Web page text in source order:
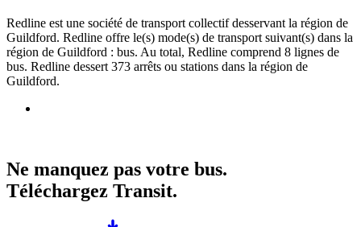
Redline est une société de transport collectif desservant la région de
Guildford. Redline offre le(s) mode(s) de transport suivant(s) dans la
région de Guildford : bus. Au total, Redline comprend 8 lignes de
bus. Redline dessert 373 arrêts ou stations dans la région de
Guildford.
Ne manquez pas votre bus.
Téléchargez Transit.